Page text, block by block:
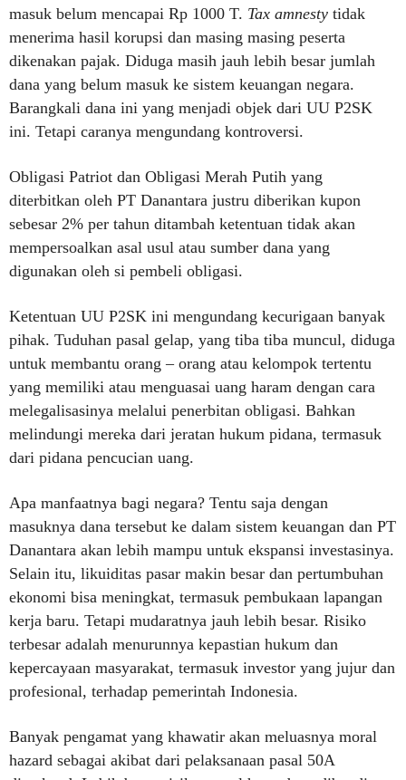
masuk belum mencapai Rp 1000 T. Tax amnesty tidak
menerima hasil korupsi dan masing masing peserta
dikenakan pajak. Diduga masih jauh lebih besar jumlah
dana yang belum masuk ke sistem keuangan negara.
Barangkali dana ini yang menjadi objek dari UU P2SK
ini. Tetapi caranya mengundang kontroversi.
Obligasi Patriot dan Obligasi Merah Putih yang
diterbitkan oleh PT Danantara justru diberikan kupon
sebesar 2% per tahun ditambah ketentuan tidak akan
mempersoalkan asal usul atau sumber dana yang
digunakan oleh si pembeli obligasi.
Ketentuan UU P2SK ini mengundang kecurigaan banyak
pihak. Tuduhan pasal gelap, yang tiba tiba muncul, diduga
untuk membantu orang – orang atau kelompok tertentu
yang memiliki atau menguasai uang haram dengan cara
melegalisasinya melalui penerbitan obligasi. Bahkan
melindungi mereka dari jeratan hukum pidana, termasuk
dari pidana pencucian uang.
Apa manfaatnya bagi negara? Tentu saja dengan
masuknya dana tersebut ke dalam sistem keuangan dan PT
Danantara akan lebih mampu untuk ekspansi investasinya.
Selain itu, likuiditas pasar makin besar dan pertumbuhan
ekonomi bisa meningkat, termasuk pembukaan lapangan
kerja baru. Tetapi mudaratnya jauh lebih besar. Risiko
terbesar adalah menurunnya kepastian hukum dan
kepercayaan masyarakat, termasuk investor yang jujur dan
profesional, terhadap pemerintah Indonesia.
Banyak pengamat yang khawatir akan meluasnya moral
hazard sebagai akibat dari pelaksanaan pasal 50A